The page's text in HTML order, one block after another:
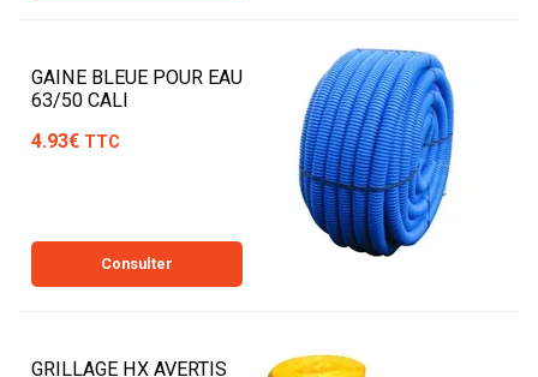
GAINE BLEUE POUR EAU
63/50 CALI
4.93€ TTC
Consulter
GRILLAGE HX AVERTIS